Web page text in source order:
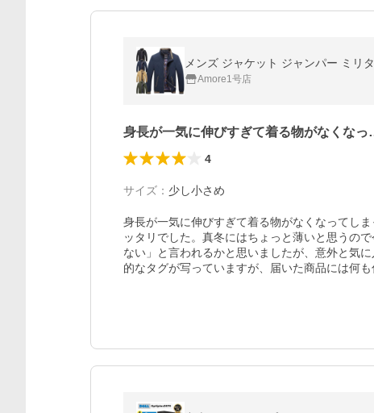
メンズ ジャケット ジャンパー ミリ
Amore1号店
身長が一気に伸びすぎて着る物がなくな
4
サイズ ： 少し小さめ
身長が一気に伸びすぎて着る物がなくなってし
ッタリでした。真冬にはちょっと薄いと思うの
ない」と言われるかと思いましたが、意外と気
的なタグが写っていますが、届いた商品には何